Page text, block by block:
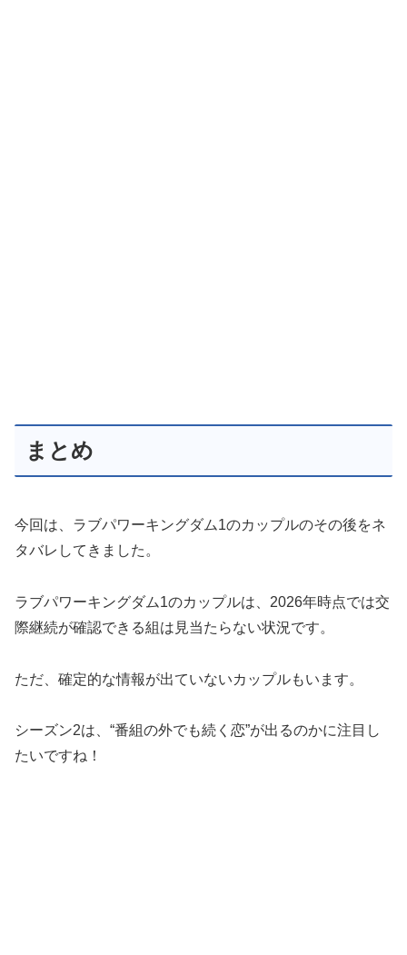
まとめ
今回は、ラブパワーキングダム1のカップルのその後をネ
タバレしてきました。
ラブパワーキングダム1のカップルは、2026年時点では交
際継続が確認できる組は見当たらない状況です。
ただ、確定的な情報が出ていないカップルもいます。
シーズン2は、“番組の外でも続く恋”が出るのかに注目し
たいですね！